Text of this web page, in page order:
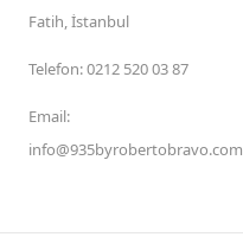
Fatih, İstanbul
Telefon:0212 520 03 87
Email:
info@935byrobertobravo.com